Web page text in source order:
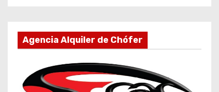
Agencia Alquiler de Chófer